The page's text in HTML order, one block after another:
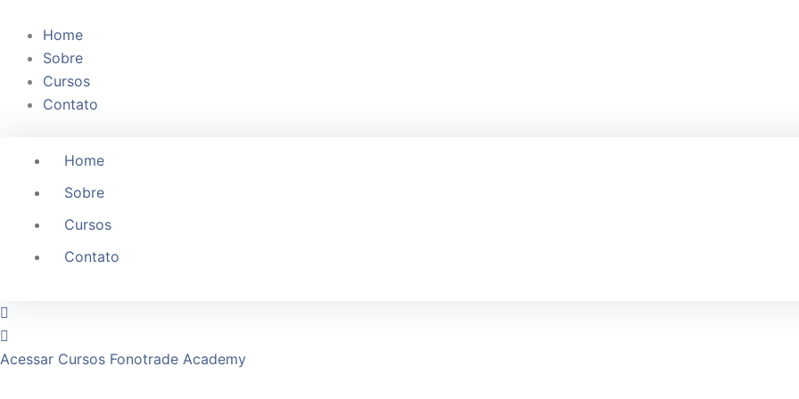
para
conteúdo
Home
Sobre
Cursos
Contato
Home
Sobre
Cursos
Contato
Acessar Cursos Fonotrade Academy